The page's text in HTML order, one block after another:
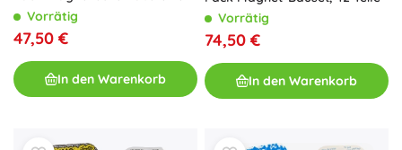
24 Teile
Vorrätig
47,50 €
In den Warenkorb
Vorrätig
74,50 €
In den Warenkorb